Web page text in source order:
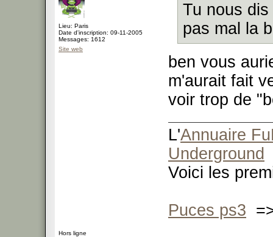
Lieu: Paris
Date d'inscription: 09-11-2005
Messages: 1612
Site web
Tu nous
pas mal la
ben vous
m'aurait fait
voir trop de
L'Annuaire
Underground
Voici les
Puces ps3
Hors ligne